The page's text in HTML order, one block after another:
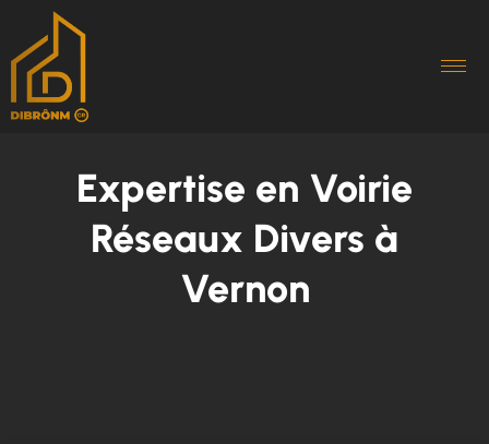
Expertise en Voirie
Réseaux Divers à
Vernon